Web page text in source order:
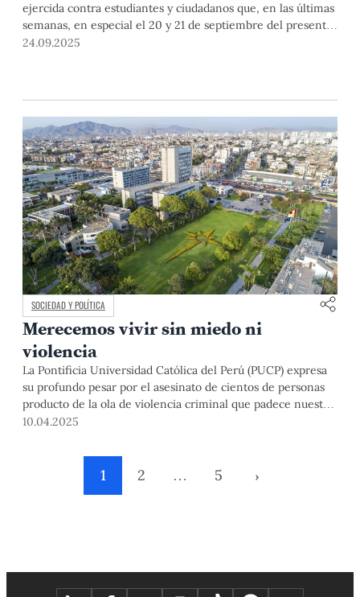
ejercida contra estudiantes y ciudadanos que, en las últimas
semanas, en especial el 20 y 21 de septiembre del presente
año, han ejercido su legítimo derecho a la protesta pacífica.
24.09.2025
SOCIEDAD Y POLÍTICA
Merecemos vivir sin miedo ni
violencia
La Pontificia Universidad Católica del Perú (PUCP) expresa
su profundo pesar por el asesinato de cientos de personas
producto de la ola de violencia criminal que padece nuestro
país. Esta ola de criminalidad violenta se ha traducido, en el
una cifra superior a la registrada
10.04.2025
1 2 … 5 ›